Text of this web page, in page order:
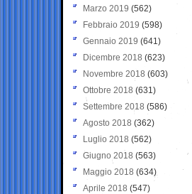
Marzo 2019 (562)
Febbraio 2019 (598)
Gennaio 2019 (641)
Dicembre 2018 (623)
Novembre 2018 (603)
Ottobre 2018 (631)
Settembre 2018 (586)
Agosto 2018 (362)
Luglio 2018 (562)
Giugno 2018 (563)
Maggio 2018 (634)
Aprile 2018 (547)